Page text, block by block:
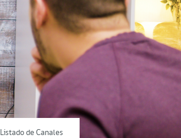
Listado de Canales